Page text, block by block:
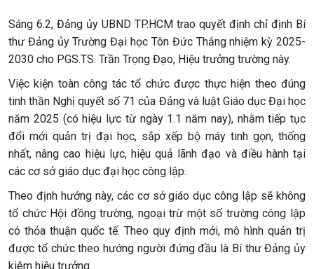
Sáng 6.2, Đảng ủy UBND TP.HCM trao quyết định chỉ định Bí
thư Đảng ủy Trường Đại học Tôn Đức Thắng nhiệm kỳ 2025-
2030 cho PGS.TS. Trần Trọng Đạo, Hiệu trưởng trường này.
Việc kiện toàn công tác tổ chức được thực hiện theo đúng
tinh thần Nghị quyết số 71 của Đảng và luật Giáo dục Đại học
năm 2025 (có hiệu lực từ ngày 1.1 năm nay), nhằm tiếp tục
đổi mới quản trị đại học, sắp xếp bộ máy tinh gọn, thống
nhất, nâng cao hiệu lực, hiệu quả lãnh đạo và điều hành tại
các cơ sở giáo dục đại học công lập.
Theo định hướng này, các cơ sở giáo dục công lập sẽ không
tổ chức Hội đồng trường, ngoại trừ một số trường công lập
có thỏa thuận quốc tế. Theo quy định mới, mô hình quản trị
được tổ chức theo hướng người đứng đầu là Bí thư Đảng ủy
kiêm hiệu trưởng.